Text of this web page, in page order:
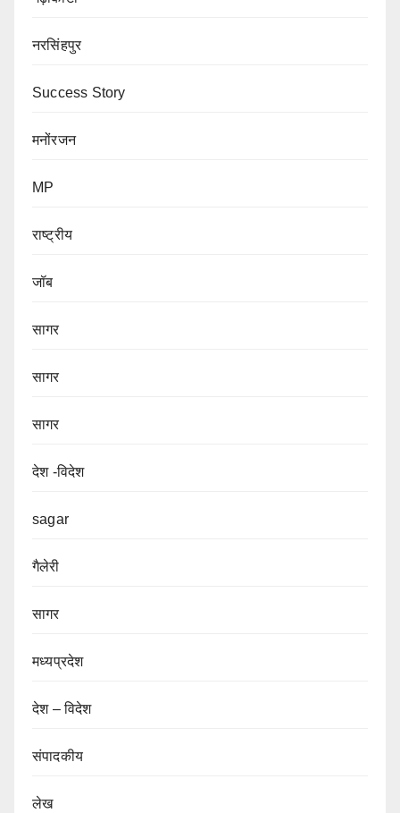
नरसिंहपुर
Success Story
मनोंरजन
MP
राष्ट्रीय
जॉब
सागर
सागर
सागर
देश -विदेश
sagar
गैलेरी
सागर
मध्यप्रदेश
देश – विदेश
संपादकीय
लेख